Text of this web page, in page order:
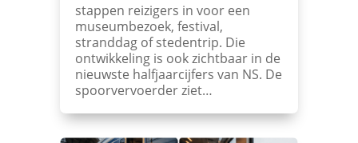
stappen reizigers in voor een
museumbezoek, festival,
stranddag of stedentrip. Die
ontwikkeling is ook zichtbaar in de
nieuwste halfjaarcijfers van NS. De
spoorvervoerder ziet…